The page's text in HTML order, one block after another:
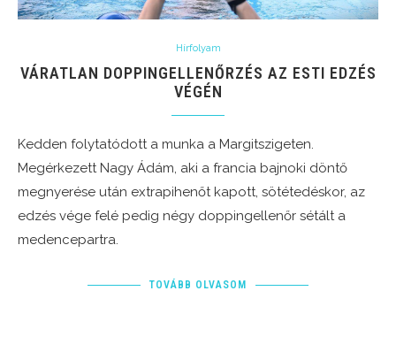
Hírfolyam
VÁRATLAN DOPPINGELLENŐRZÉS AZ ESTI EDZÉS
VÉGÉN
Kedden folytatódott a munka a Margitszigeten.
Megérkezett Nagy Ádám, aki a francia bajnoki döntő
megnyerése után extrapihenőt kapott, sötétedéskor, az
edzés vége felé pedig négy doppingellenőr sétált a
medencepartra.
TOVÁBB OLVASOM